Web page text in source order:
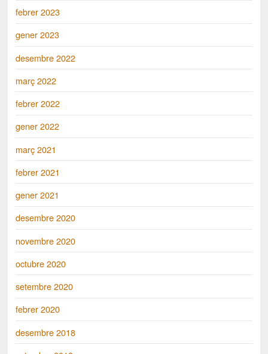
febrer 2023
gener 2023
desembre 2022
març 2022
febrer 2022
gener 2022
març 2021
febrer 2021
gener 2021
desembre 2020
novembre 2020
octubre 2020
setembre 2020
febrer 2020
desembre 2018